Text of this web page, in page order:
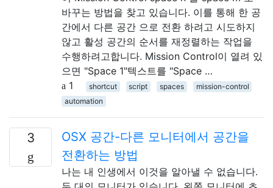
바꾸는 방법을 찾고 있습니다. 이를 통해 한 공
간에서 다른 공간 으로 전환 하려고 시도하지
않고 활성 공간의 순서를 재정렬하는 작업을
수행하려고합니다. Mission Control이 열려 있
으면 "Space 1"텍스트를 "Space …
1
shortcut script spaces
mission-control
automation
3
OSX 공간-다른 모니터에서 공간을
전환하는 방법
나는 내 인생에서 이것을 알아낼 수 없습니다.